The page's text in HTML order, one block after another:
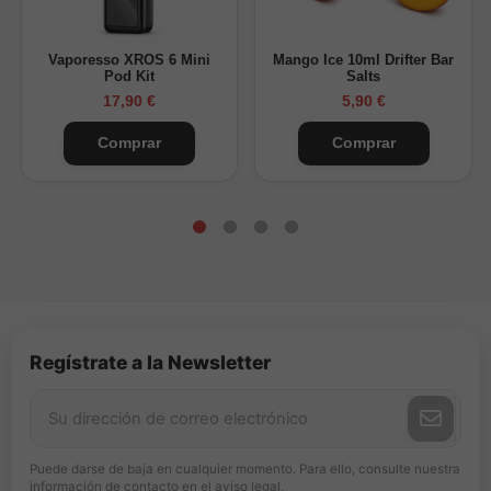
Vaporesso XROS 6 Mini
Pod Kit
17,90 €
Comprar
Mango Ice 10ml Drifter Bar
Salts
5,90 €
Comprar
Regístrate a la Newsletter
Puede darse de baja en cualquier momento. Para ello, consulte nuestra
información de contacto en el aviso legal.